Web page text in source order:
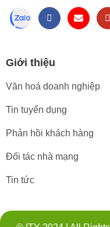
Giới thiệu
Văn hoá doanh nghiệp
Tin tuyển dụng
Phản hồi khách hàng
Đối tác nhà mạng
Tin tức